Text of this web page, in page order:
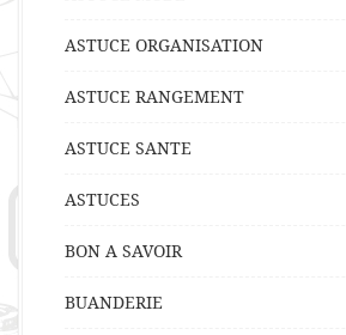
ASTUCE ORGANISATION
ASTUCE RANGEMENT
ASTUCE SANTE
ASTUCES
BON A SAVOIR
BUANDERIE